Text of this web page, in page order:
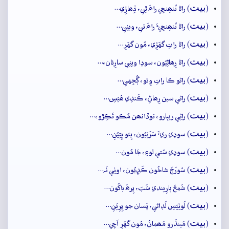
(بيت) راڻا تُنھِنجِي راھَ ٿِي، ڏِھاڙِي…
(بيت) راڻا تُنھِنجِيءَ راھَ تي، ويٺِي…
(بيت) راڻا راتِ گهَڙِي، مُون گهَرِ…
(بيت) راڻا رِھاڻِيُون، سوڍا ويٺِي سارِئان،…
(بيت) راڻو ڪا راتِ وِئو، ڳُجِهي…
(بيت) راڻي سين رِھاڻِ، ڪَندِي ھُيَسِ…
(بيت) راڻِي ريٻارو، توڏانھن مُڪو تَڪِڙو،…
(بيت) سوڍي ريءَ سَرَتِيُون، پِئو ڀِتِيُنِ…
(بيت) سوڍي سُتي لوءِ، جَا مُون…
(بيت) سُورَجَ شاخُون ڪَڍِيُون، اوٺِي نَہ…
(بيت) شَمعَ ٻارِيندي شَبَ، پِرھَ باکُون…
(بيت) لُوٺِيَسِ لُڊاڻي، پَسان جو پِرِيَنِ…
(بيت) مَينڌَرو مَھمانُ، مُون گهَرِ اَچِي…